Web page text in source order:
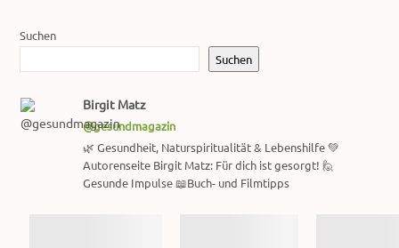
Suchen
Suchen
Birgit Matz
@gesundmagazin
🌿 Gesundheit, Naturspiritualität & Lebenshilfe 💚
Autorenseite Birgit Matz: Für dich ist gesorgt! 🙋
Gesunde Impulse 📖Buch- und Filmtipps